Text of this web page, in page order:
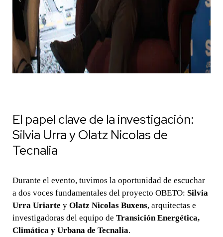
El papel clave de la investigación:
Silvia Urra y Olatz Nicolas de
Tecnalia
Durante el evento, tuvimos la oportunidad de escuchar
a dos voces fundamentales del proyecto OBETO:Silvia
Urra Uriarte yOlatz Nicolas Buxens, arquitectas e
investigadoras del equipo deTransición Energética,
Climática y Urbana de Tecnalia.